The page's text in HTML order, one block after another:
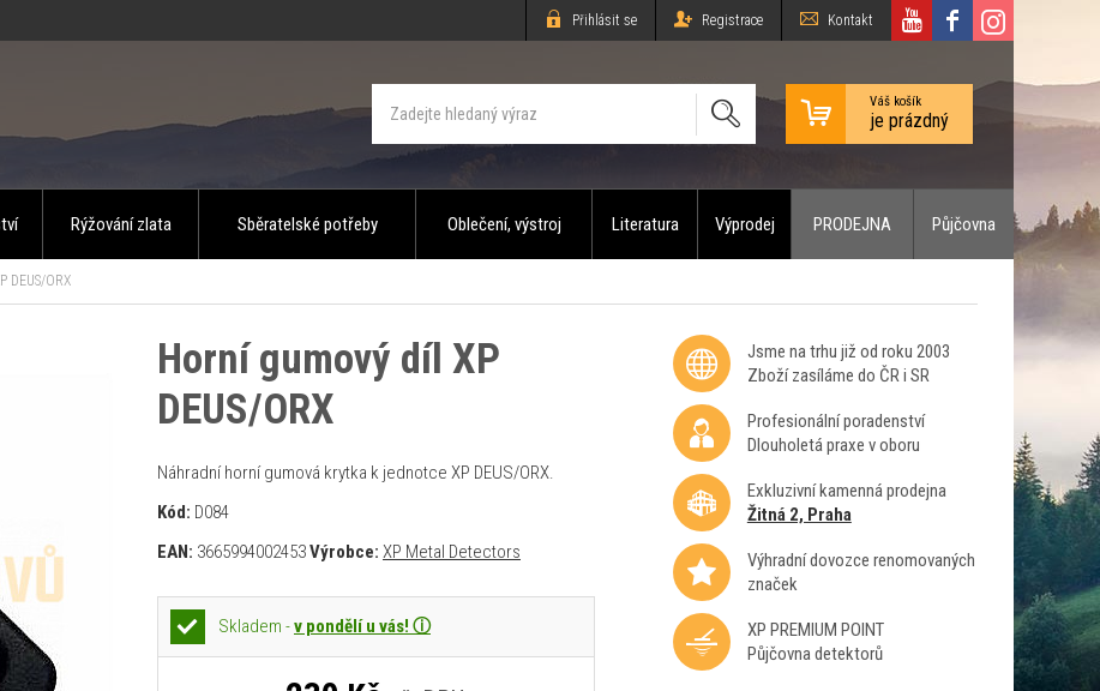
Přihlásit se Registrace Kontakt
Váš košík
je prázdný
Rýžování zlata Sběratelské potřeby Oblečení, výstroj Literatura Výprodej PRODEJNA Půjčovna
DEUS/ORX
Horní gumový díl XP
DEUS/ORX
Náhradní horní gumová krytka k jednotce XP DEUS/ORX.
Kód: D084
EAN: 3665994002453Výrobce: XP Metal Detectors
Skladem -v pondělí u vás! ⓘ
Jsme na trhu již od roku 2003
Zboží zasíláme do ČR i SR
Profesionální poradenství
Dlouholetá praxe v oboru
Exkluzivní kamenná prodejna
Žitná 2, Praha
Výhradní dovozce renomovaných
značek
XP PREMIUM POINT
Půjčovna detektorů